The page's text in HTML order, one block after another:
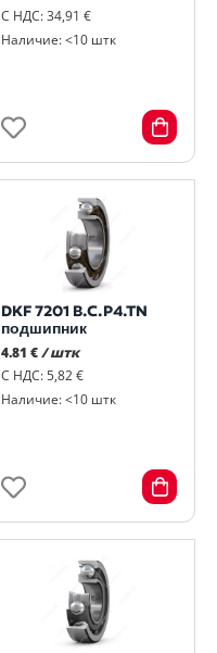
С НДС: 34,91 €
Наличие: <10 штк
DKF 7201 B.C.P4.TN
подшипник
4.81 € / штк
С НДС: 5,82 €
Наличие: <10 штк